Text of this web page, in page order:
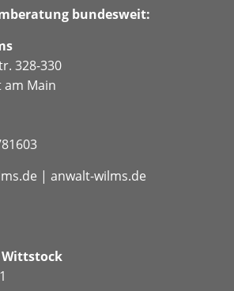
bundesweit:
328-330
am Main
| anwalt-wilms.de